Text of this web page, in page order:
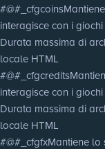
#@#_cfgcoins
interagisce con i
Durata massima di
locale HTML
#@#_cfgcredits
interagisce con i
Durata massima di
locale HTML
#@#_cfgfxMantiene